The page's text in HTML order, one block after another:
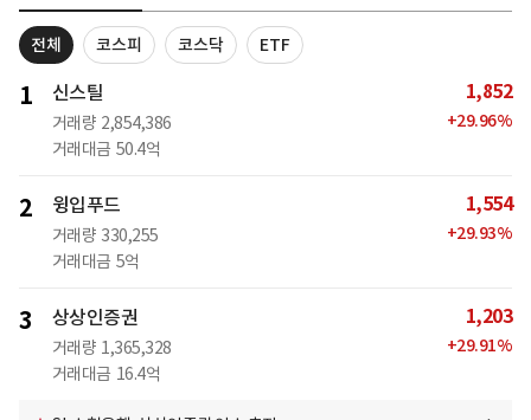
전체 코스피 코스닥 ETF
1 신스틸
거래량 2,854,386
거래대금 50.4억
1,852
+29.96%
2 윙입푸드
거래량 330,255
거래대금 5억
1,554
+29.93%
3 상상인증권
거래량 1,365,328
거래대금 16.4억
1,203
+29.91%